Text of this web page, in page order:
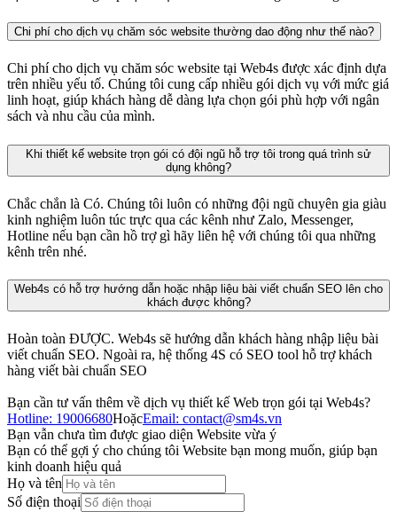
Chi phí cho dịch vụ chăm sóc website thường dao động như thế nào?
Chi phí cho dịch vụ chăm sóc website tại Web4s được xác định dựa
trên nhiều yếu tố. Chúng tôi cung cấp nhiều gói dịch vụ với mức giá
linh hoạt, giúp khách hàng dễ dàng lựa chọn gói phù hợp với ngân
sách và nhu cầu của mình.
Khi thiết kế website trọn gói có đội ngũ hỗ trợ tôi trong quá trình sử
dụng không?
Chắc chắn là Có. Chúng tôi luôn có những đội ngũ chuyên gia giàu
kinh nghiệm luôn túc trực qua các kênh như Zalo, Messenger,
Hotline nếu bạn cần hồ trợ gì hãy liên hệ với chúng tôi qua những
kênh trên nhé.
Web4s có hỗ trợ hướng dẫn hoặc nhập liệu bài viết chuẩn SEO lên cho
khách được không?
Hoàn toàn ĐƯỢC. Web4s sẽ hướng dẫn khách hàng nhập liệu bài
viết chuẩn SEO. Ngoài ra, hệ thống 4S có SEO tool hỗ trợ khách
hàng viết bài chuẩn SEO
Bạn cần tư vấn thêm về dịch vụ thiết kế Web trọn gói tại Web4s?
Hotline: 19006680HoặcEmail: contact@sm4s.vn
Bạn vẫn chưa tìm được giao diện Website vừa ý
Bạn có thể gợi ý cho chúng tôi Website bạn mong muốn, giúp bạn
kinh doanh hiệu quả
Họ và tên
Số điện thoại